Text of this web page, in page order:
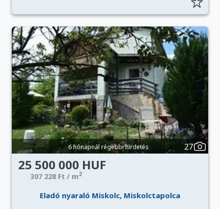
6 hónapnál régebbi hirdetés 27
25 500 000 HUF
307 228 Ft / m2
Eladó nyaraló Miskolc, Miskolctapolca